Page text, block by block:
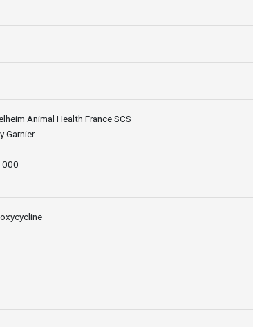
Animal Health France SCS
Garnier
000